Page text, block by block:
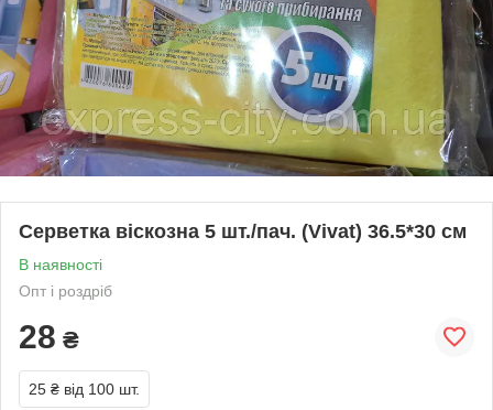
Серветка віскозна 5 шт./пач. (Vivat) 36.5*30 см
В наявності
Опт і роздріб
28 ₴
25 ₴ від 100 шт.